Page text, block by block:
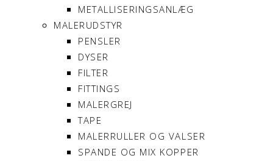
METALLISERINGSANLÆG
MALERUDSTYR
PENSLER
DYSER
FILTER
FITTINGS
MALERGREJ
TAPE
MALERRULLER OG VALSER
SPANDE OG MIX KOPPER